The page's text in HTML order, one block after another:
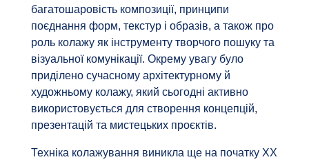
багатошаровість композиції, принципи
поєднання форм, текстур і образів, а також про
роль колажу як інструменту творчого пошуку та
візуальної комунікації. Окрему увагу було
приділено сучасному архітектурному й
художньому колажу, який сьогодні активно
використовується для створення концепцій,
презентацій та мистецьких проєктів.
Техніка колажування виникла ще на початку ХХ